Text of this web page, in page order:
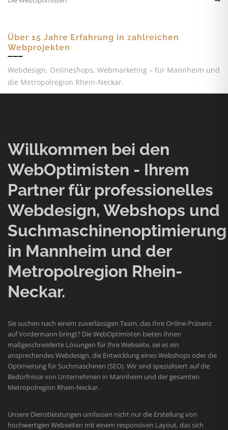
Über 15 Jahre Erfahrung in zahlreichen
Webprojekten
Webdesign, Onlineshops, Webmarketing – für Mannheim und
die Metropolregion Rhein-Neckar.
Willkommen bei den
WebOptimisten - Ihrem
Partner für professionelles
Webdesign, Webshops und
Suchmaschinenoptimierung
in Mannheim und der
Metropolregion Rhein-
Neckar.
Sie suchen nach einem zuverlässigen Team, das Ihre Online-Präsenz
auf Vordermann bringt? Die WebOptimisten bieten Ihnen
maßgeschneiderte Lösungen für Ihre Webseite, sei es ein
ansprechendes Webdesign, die Entwicklung eines Webshops oder die
Optimierung für Suchmaschinen (SEO). Wir sind spezialisiert auf die
Bedürfnisse von Unternehmen in Mannheim und der gesamten
Metropolregion Rhein-Neckar.
Unsere Dienstleistungen umfassen nicht nur die Erstellung von
hochwertigen Webseiten mit einem responsiven Layout, das sich